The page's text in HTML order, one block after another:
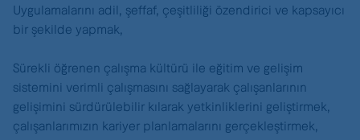
Uygulamalarını adil, şeffaf, çeşitliliği özendirici ve kapsayıcı
bir şekilde yapmak,
Sürekli öğrenen çalışma kültürü ile eğitim ve gelişim
sistemini verimli çalışmasını sağlayarak çalışanlarının
gelişimini sürdürülebilir kılarak yetkinliklerini geliştirmek,
çalışanlarımızın kariyer planlamalarını gerçekleştirmek,